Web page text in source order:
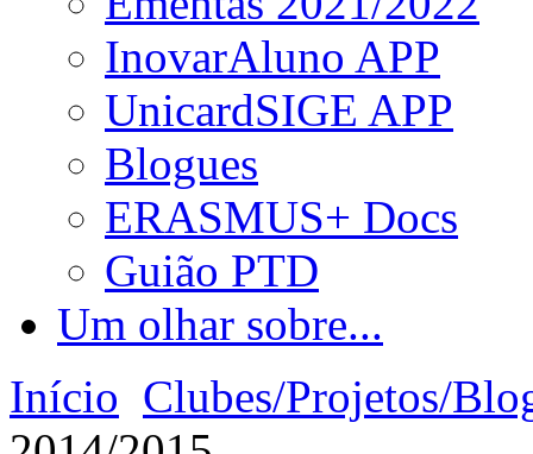
InovarAluno APP
UnicardSIGE APP
Blogues
ERASMUS+ Docs
Guião PTD
Um olhar sobre...
Início Clubes/Projetos/